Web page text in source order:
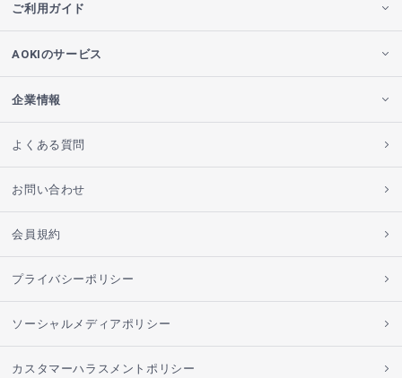
ご利用ガイド
AOKIのサービス
企業情報
よくある質問
お問い合わせ
会員規約
プライバシーポリシー
ソーシャルメディアポリシー
カスタマーハラスメントポリシー